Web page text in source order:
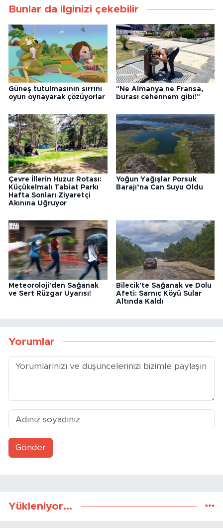
Bunlar da ilginizi çekebilir
Güneş tutulmasının sırrını
oyun oynayarak çözüyorlar
"Ne Almanya ne Fransa,
burası cehennem gibi!"
Çevre İllerin Huzur Rotası:
Küçükelmalı Tabiat Parkı
Hafta Sonları Ziyaretçi
Akınına Uğruyor
Yoğun Yağışlar Porsuk
Barajı’na Can Suyu Oldu
Meteoroloji'den Sağanak
ve Sert Rüzgar Uyarısı!
Bilecik'te Sağanak ve Dolu
Afeti: Sarnıç Köyü Sular
Altında Kaldı
Yorumlar
Gönder
Yükleniyor...